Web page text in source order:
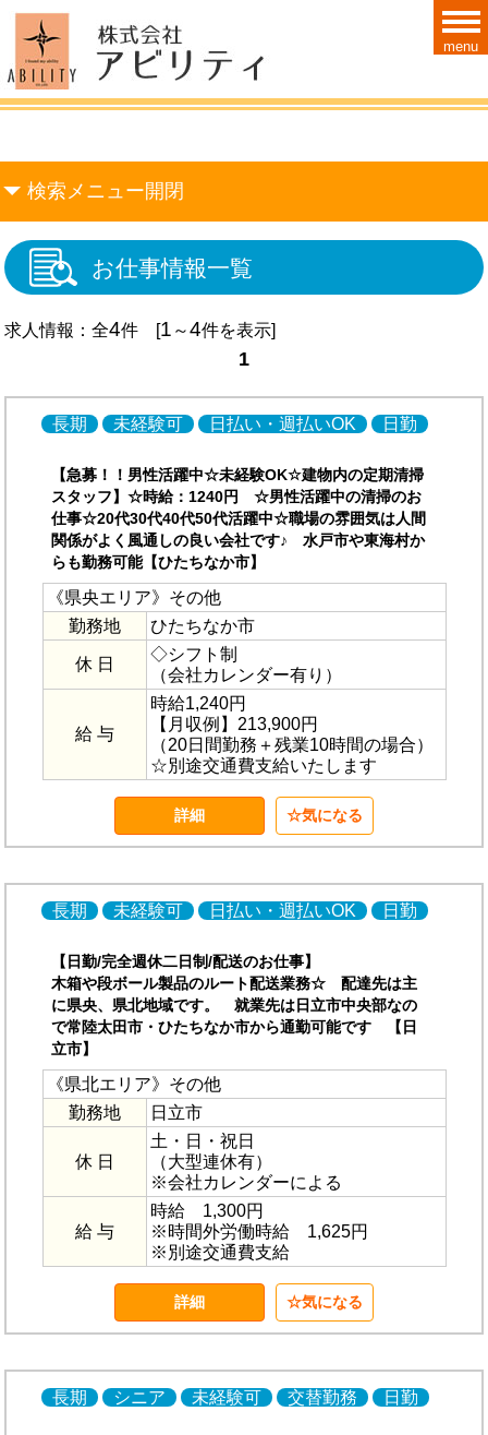
検索メニュー開閉
お仕事情報一覧
求人情報：全4件 [1 ～4件を表示]
1
長期 未経験可 日払い・週払いOK 日勤
【急募！！男性活躍中☆未経験OK☆建物内の定期清掃
スタッフ】☆時給：1240円 ☆男性活躍中の清掃のお
仕事☆20代30代40代50代活躍中☆職場の雰囲気は人間
関係がよく風通しの良い会社です♪ 水戸市や東海村か
らも勤務可能【ひたちなか市】
《県央エリア》その他
勤務地
ひたちなか市
休 日
◇シフト制
（会社カレンダー有り）
給 与
時給1,240円
【月収例】213,900円
（20日間勤務＋残業10時間の場合）
☆別途交通費支給いたします
詳細 気になる
長期 未経験可 日払い・週払いOK 日勤
【日勤/完全週休二日制/配送のお仕事】
木箱や段ボール製品のルート配送業務☆ 配達先は主
に県央、県北地域です。 就業先は日立市中央部なの
で常陸太田市・ひたちなか市から通勤可能です 【日
立市】
《県北エリア》その他
勤務地
日立市
休 日
土・日・祝日
（大型連休有）
※会社カレンダーによる
給 与
時給 1,300円
※時間外労働時給 1,625円
※別途交通費支給
詳細 気になる
長期 シニア 未経験可 交替勤務 日勤
menu